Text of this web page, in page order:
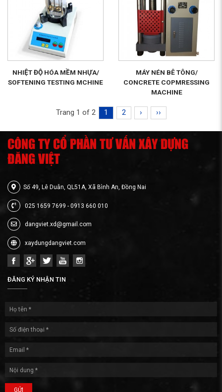
NHIỆT ĐỘ HÓA MỀM NHỰA/
SOFTENING TESTING MCHINE
MÁY NÉN BÊ TÔNG/
CONCRETE COPMRESSING
MACHINE
Trang 1 of 2 1 2 › ››
CÔNG TY CỔ PHẦN TƯ VẤN XÂY DỰNG
ĐĂNG VIỆT
Số 49, Lê Duẫn, QL51A, Xã Bình An, Đồng Nai
025 1659 7699 - 0913 660 010
dangviet.xd@gmail.com
xaydungdangviet.com
ĐĂNG KÝ NHẬN TIN
GỬI